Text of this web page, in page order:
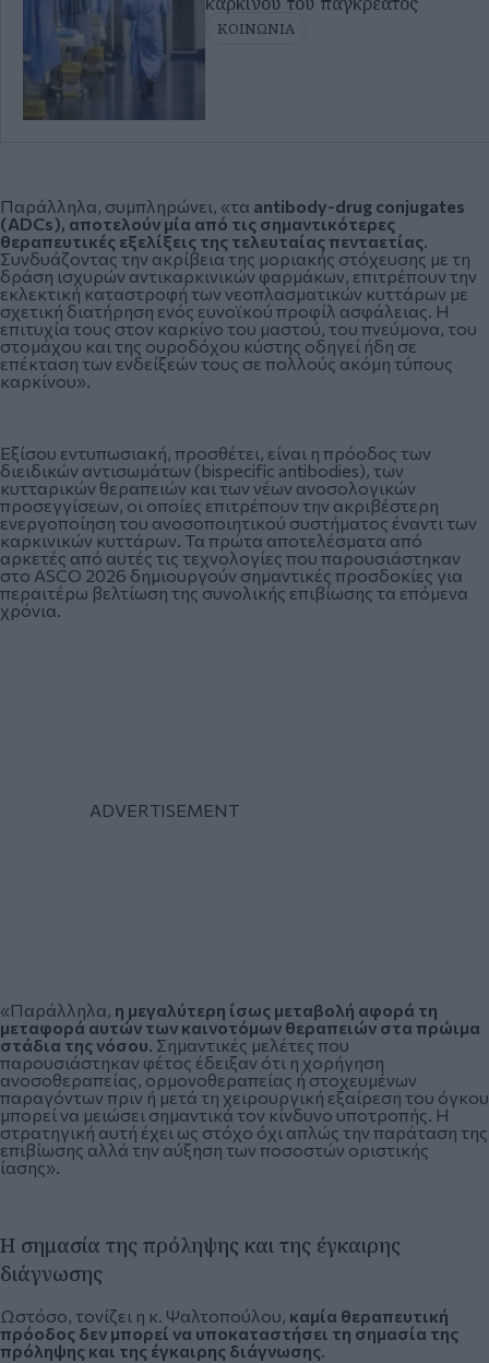
ΚΟΙΝΩΝΙΑ
Παράλληλα, συμπληρώνει, «τα antibody-drug conjugates
(ADCs), αποτελούν μία από τις σημαντικότερες
θεραπευτικές εξελίξεις της τελευταίας πενταετίας.
Συνδυάζοντας την ακρίβεια της μοριακής στόχευσης με τη
δράση ισχυρών αντικαρκινικών φαρμάκων, επιτρέπουν την
εκλεκτική καταστροφή των νεοπλασματικών κυττάρων με
σχετική διατήρηση ενός ευνοϊκού προφίλ ασφάλειας. Η
επιτυχία τους στον καρκίνο του μαστού, του πνεύμονα, του
στομάχου και της ουροδόχου κύστης οδηγεί ήδη σε
επέκταση των ενδείξεών τους σε πολλούς ακόμη τύπους
καρκίνου».
Εξίσου εντυπωσιακή, προσθέτει, είναι η πρόοδος των
διειδικών αντισωμάτων (bispecific antibodies), των
κυτταρικών θεραπειών και των νέων ανοσολογικών
προσεγγίσεων, οι οποίες επιτρέπουν την ακριβέστερη
ενεργοποίηση του ανοσοποιητικού συστήματος έναντι των
καρκινικών κυττάρων. Τα πρώτα αποτελέσματα από
αρκετές από αυτές τις τεχνολογίες που παρουσιάστηκαν
στο ASCO 2026 δημιουργούν σημαντικές προσδοκίες για
περαιτέρω βελτίωση της συνολικής επιβίωσης τα επόμενα
χρόνια.
«Παράλληλα, η μεγαλύτερη ίσως μεταβολή αφορά τη
μεταφορά αυτών των καινοτόμων θεραπειών στα πρώιμα
στάδια της νόσου. Σημαντικές μελέτες που
παρουσιάστηκαν φέτος έδειξαν ότι η χορήγηση
ανοσοθεραπείας, ορμονοθεραπείας ή στοχευμένων
παραγόντων πριν ή μετά τη χειρουργική εξαίρεση του όγκου
μπορεί να μειώσει σημαντικά τον κίνδυνο υποτροπής. Η
στρατηγική αυτή έχει ως στόχο όχι απλώς την παράταση της
επιβίωσης αλλά την αύξηση των ποσοστών οριστικής
ίασης».
Η σημασία της πρόληψης και της έγκαιρης
διάγνωσης
Ωστόσο, τονίζει η κ. Ψαλτοπούλου, καμία θεραπευτική
πρόοδος δεν μπορεί να υποκαταστήσει τη σημασία της
πρόληψης και της έγκαιρης διάγνωσης.